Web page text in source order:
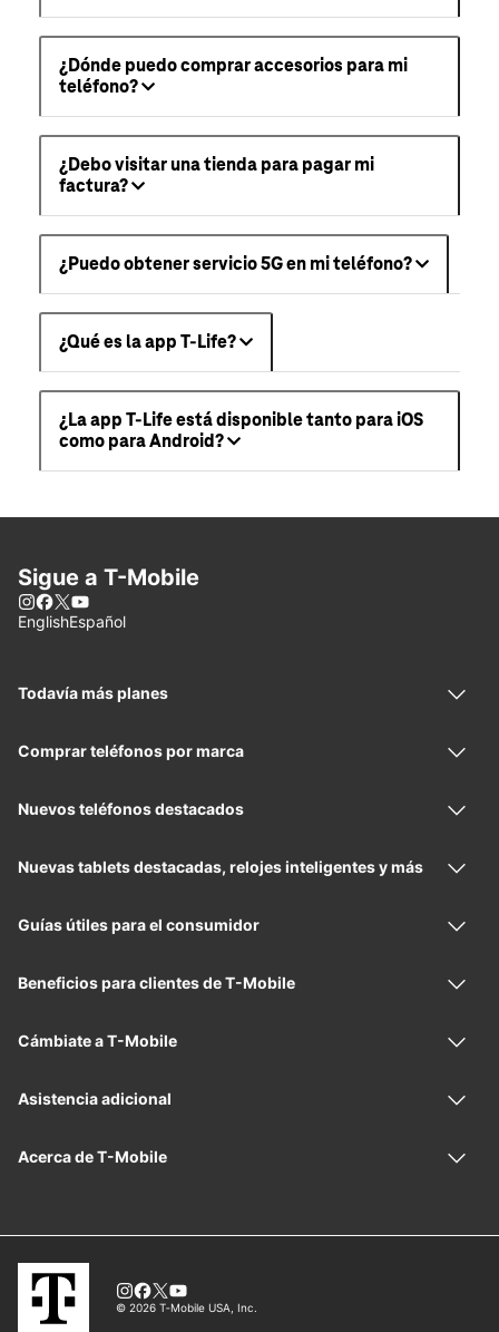
¿Dónde puedo comprar accesorios para mi
teléfono?
¿Debo visitar una tienda para pagar mi
factura?
¿Puedo obtener servicio 5G en mi teléfono?
¿Qué es la app T-Life?
¿La app T-Life está disponible tanto para iOS
como para Android?